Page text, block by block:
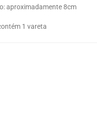
aproximadamente 8cm
1 vareta